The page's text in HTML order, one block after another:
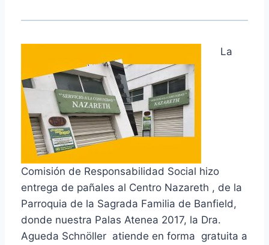
La
Comisión de Responsabilidad Social hizo
entrega de pañales al Centro Nazareth , de la
Parroquia de la Sagrada Familia de Banfield,
donde nuestra Palas Atenea 2017, la Dra.
Agueda Schnöller atiende en forma gratuita a